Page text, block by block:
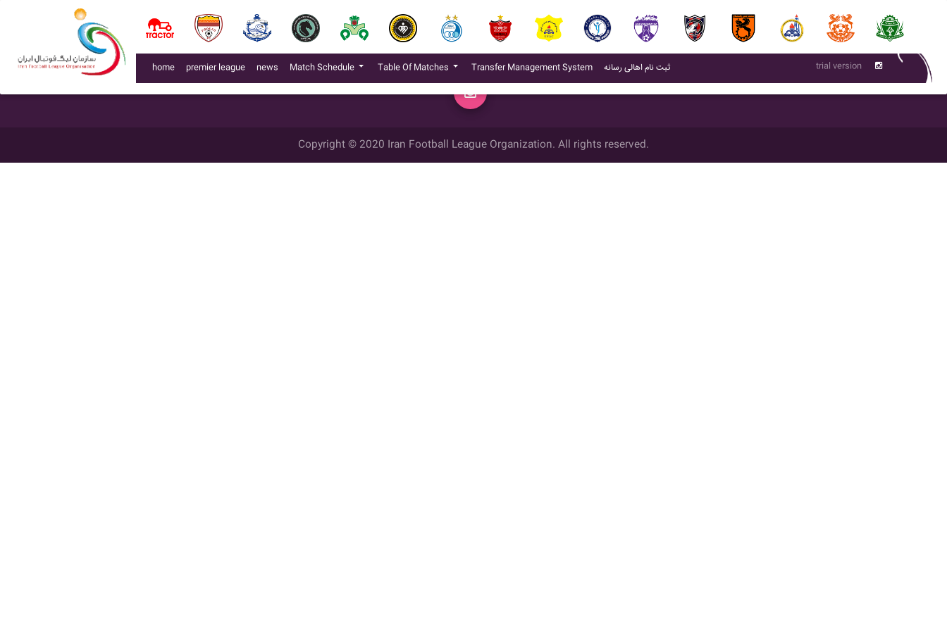
home premier league news(current)
Match Schedule Table Of Matches Transfer Management System(current)
ثبت نام اهالی رسانه(current) trial version
گل زده گل زده
محل برگزاری
نفت ایرانیان تهران2 کیای تهران2 1399/10/23 14:00
Copyright © 2020 Iran Football League Organization. All rights reserved.